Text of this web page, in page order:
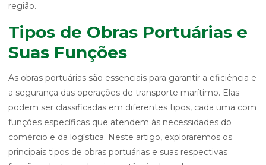
região.
Tipos de Obras Portuárias e
Suas Funções
As obras portuárias são essenciais para garantir a eficiência e
a segurança das operações de transporte marítimo. Elas
podem ser classificadas em diferentes tipos, cada uma com
funções específicas que atendem às necessidades do
comércio e da logística. Neste artigo, exploraremos os
principais tipos de obras portuárias e suas respectivas